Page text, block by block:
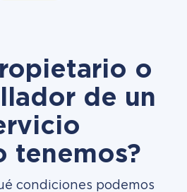
o
de un
tenemos?
condiciones podemos